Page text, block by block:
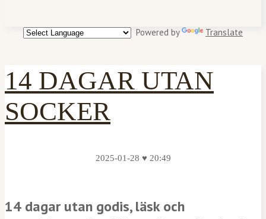
Powered by Translate
14 DAGAR UTAN
SOCKER
2025-01-28 ♥ 20:49
14 dagar utan godis, läsk och